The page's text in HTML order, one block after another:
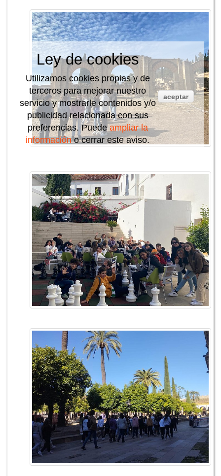
Ley de cookies
Utilizamos cookies propias y de
terceros para mejorar nuestro
servicio y mostrarle contenidos y/o
publicidad relacionada con sus
preferencias. Puedeampliar la
informacióno cerrar este aviso.
aceptar